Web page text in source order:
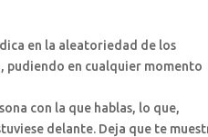
en la aleatoriedad de los
pudiendo en cualquier momento
con la que hablas, lo que,
delante. Deja que te